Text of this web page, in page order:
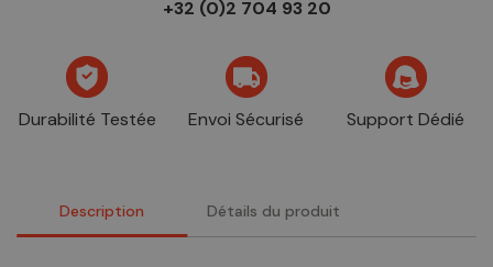
+32 (0)2 704 93 20
Durabilité Testée Envoi Sécurisé Support Dédié
Description Détails du produit